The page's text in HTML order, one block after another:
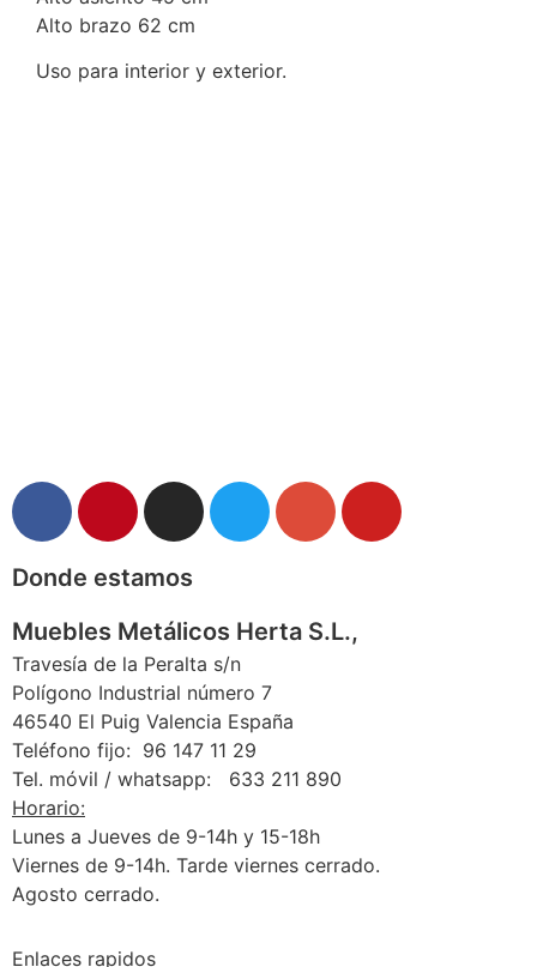
Alto brazo 62 cm
Uso para interior y exterior.
Donde estamos
Muebles Metálicos Herta S.L.,
Travesía de la Peralta s/n
Polígono Industrial número 7
46540 El Puig Valencia España
Teléfono fijo: 96 147 11 29
Tel. móvil / whatsapp: 633 211 890
Horario:
Lunes a Jueves de 9-14h y 15-18h
Viernes de 9-14h. Tarde viernes cerrado.
Agosto cerrado.
Enlaces rapidos